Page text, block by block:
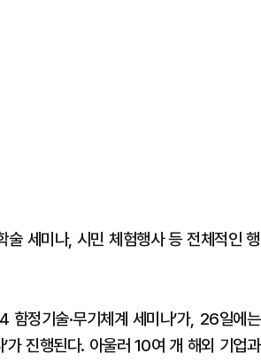
세미나, 시민 체험행사 등 전체적인 행
정기술·무기체계 세미나’가, 26일에는
가 진행된다. 아울러 10여 개 해외 기업과